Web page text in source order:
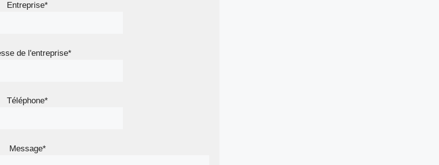
Entreprise*
de l'entreprise*
Téléphone*
Message*